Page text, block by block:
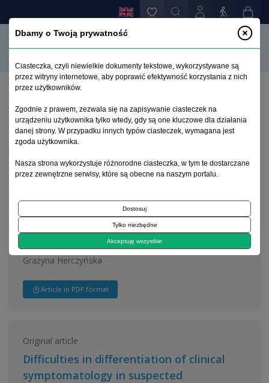
Archive 1992–2014
2004, tom 13, zeszyt 1
Stanisław Orłowski (1868-1923)
Grażyna Herczyńska
Article in PDF format
Original article
Difficulties in differentiation of clinical
symptomatology in suspected
Dbamy o Twoją prywatność
Ciasteczka, czyli niewielkie dokumenty tekstowe, wykorzystywane są
przez witryny internetowe, aby poprawić efektywność korzystania z nich
przez użytkowników.
Zgodnie z prawem, zezwala się na zapisywanie ciasteczek na
urządzeniu użytkownika tylko wtedy, gdy są one kluczowe dla działania
danej strony. W przypadku innych typów ciasteczek, wymagana jest
zgoda użytkownika.
Nasza strona wykorzystuje różnorodne ciasteczka, w tym te dostarczane
przez zewnętrzne serwisy, które są obecne na naszym portalu.
Dostosuj
Tylko niezbędne
Akceptuję wszystkie